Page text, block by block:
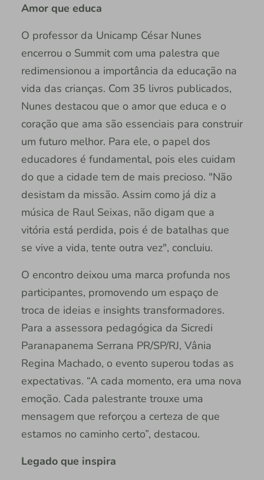
Amor que educa​​​​​​​
O professor da Unicamp César Nunes
encerrou o Summit com uma palestra que
redimensionou a importância da educação na
vida das crianças. Com 35 livros publicados,
Nunes destacou que o amor que educa e o
coração que ama são essenciais para construir
um futuro melhor. Para ele, o papel dos
educadores é fundamental, pois eles cuidam
do que a cidade tem de mais precioso. "Não
desistam da missão. Assim como já diz a
música de Raul Seixas, não digam que a
vitória está perdida, pois é de batalhas que
se vive a vida, tente outra vez", concluiu.
O encontro deixou uma marca profunda nos
participantes, promovendo um espaço de
troca de ideias e insights transformadores.
Para a assessora pedagógica da Sicredi
Paranapanema Serrana PR/SP/RJ, Vânia
Regina Machado, o evento superou todas as
expectativas. “A cada momento, era uma nova
emoção. Cada palestrante trouxe uma
mensagem que reforçou a certeza de que
estamos no caminho certo”, destacou.
Legado que inspira​​​​​​​